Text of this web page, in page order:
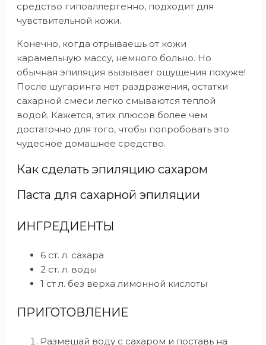
средство гипоаллергенно, подходит для
чувствительной кожи.
Конечно, когда отрываешь от кожи
карамельную массу, немного больно. Но
обычная эпиляция вызывает ощущения похуже!
После шугаринга нет раздражения, остатки
сахарной смеси легко смываются теплой
водой. Кажется, этих плюсов более чем
достаточно для того, чтобы попробовать это
чудесное домашнее средство.
Как сделать эпиляцию сахаром
Паста для сахарной эпиляции
ИНГРЕДИЕНТЫ
6 ст. л. сахара
2 ст. л. воды
1 ст л. без верха лимонной кислоты
ПРИГОТОВЛЕНИЕ
Размешай воду с сахаром и поставь на